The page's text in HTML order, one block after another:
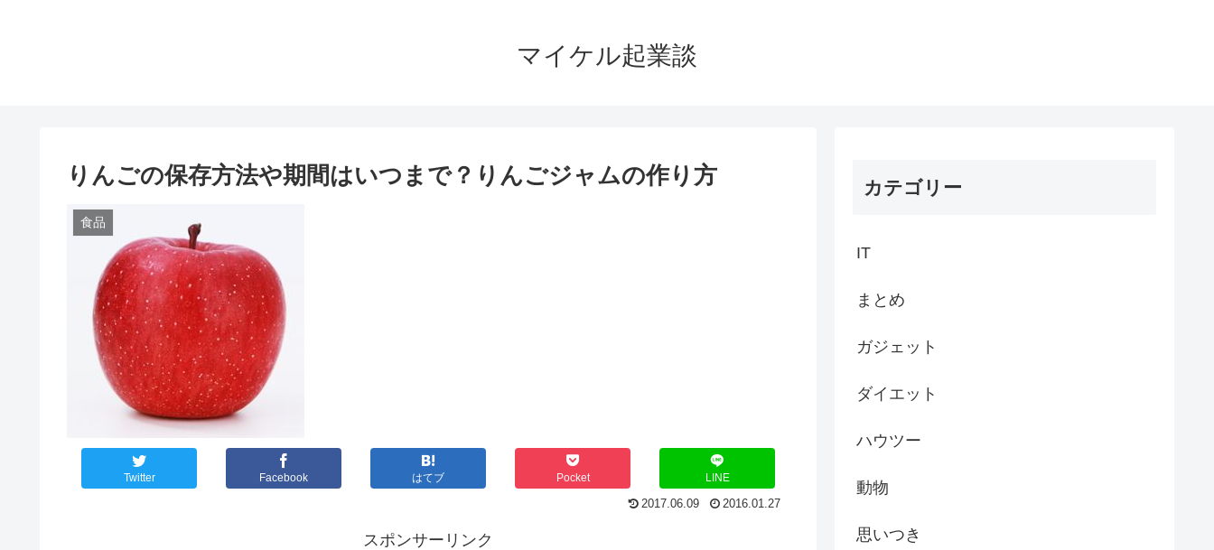
マイケル起業談
りんごの保存方法や期間はいつまで？りんごジャムの作り方
食品
Twitter Facebook はてブ Pocket LINE
2017.06.09 2016.01.27
スポンサーリンク
カテゴリー
IT
まとめ
ガジェット
ダイエット
ハウツー
動物
思いつき